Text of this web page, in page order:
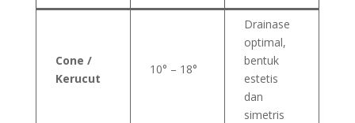
Cone /
Kerucut
10° – 18°
Drainase
optimal,
bentuk
estetis
dan
simetris